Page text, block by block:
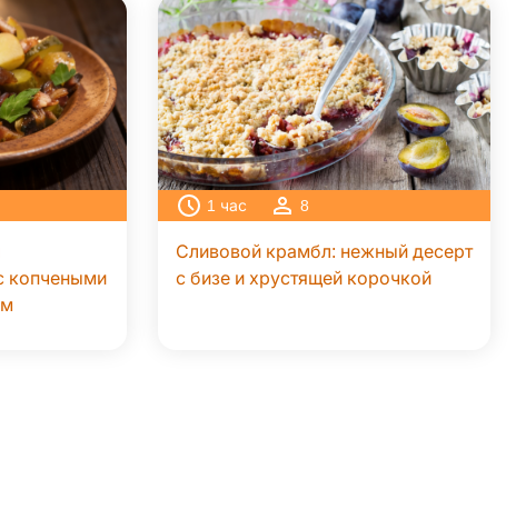
копчеными
1 час 8
Сливовой крамбл: нежный десерт
с бизе и хрустящей корочкой